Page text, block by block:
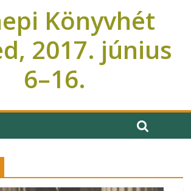
Könyvhét
2017. június
6–16.